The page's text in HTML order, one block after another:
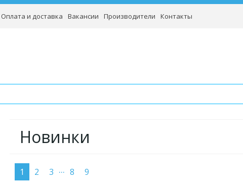
Оплата и доставка Вакансии Производители Контакты
Новинки
1 2 3 ... 8 9